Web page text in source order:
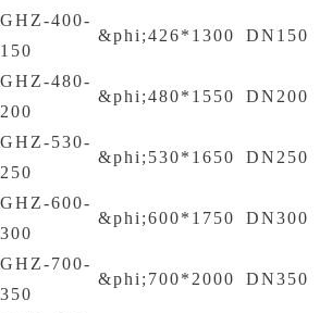
GHZ-400-
150
&phi;426*1300 DN150
GHZ-480-
200
&phi;480*1550 DN200
GHZ-530-
250
&phi;530*1650 DN250
GHZ-600-
300
&phi;600*1750 DN300
GHZ-700-
350
&phi;700*2000 DN350